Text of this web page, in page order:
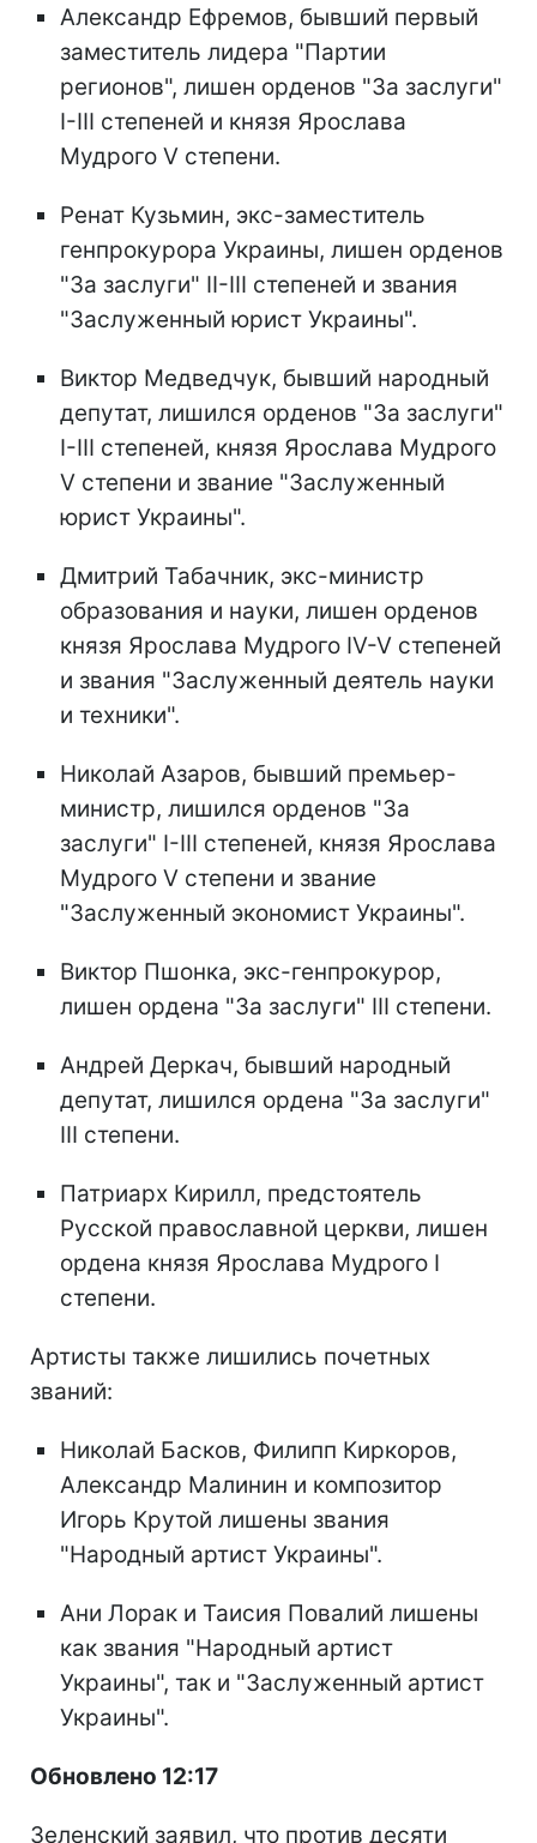
Александр Ефремов, бывший первый
заместитель лидера "Партии
регионов", лишен орденов "За заслуги"
I-III степеней и князя Ярослава
Мудрого V степени.
Ренат Кузьмин, экс-заместитель
генпрокурора Украины, лишен орденов
"За заслуги" II-III степеней и звания
"Заслуженный юрист Украины".
Виктор Медведчук, бывший народный
депутат, лишился орденов "За заслуги"
I-III степеней, князя Ярослава Мудрого
V степени и звание "Заслуженный
юрист Украины".
Дмитрий Табачник, экс-министр
образования и науки, лишен орденов
князя Ярослава Мудрого IV-V степеней
и звания "Заслуженный деятель науки
и техники".
Николай Азаров, бывший премьер-
министр, лишился орденов "За
заслуги" I-III степеней, князя Ярослава
Мудрого V степени и звание
"Заслуженный экономист Украины".
Виктор Пшонка, экс-генпрокурор,
лишен ордена "За заслуги" III степени.
Андрей Деркач, бывший народный
депутат, лишился ордена "За заслуги"
III степени.
Патриарх Кирилл, предстоятель
Русской православной церкви, лишен
ордена князя Ярослава Мудрого I
степени.
Артисты также лишились почетных
званий:
Николай Басков, Филипп Киркоров,
Александр Малинин и композитор
Игорь Крутой лишены звания
"Народный артист Украины".
Ани Лорак и Таисия Повалий лишены
как звания "Народный артист
Украины", так и "Заслуженный артист
Украины".
Обновлено 12:17
Зеленский заявил, что против десяти